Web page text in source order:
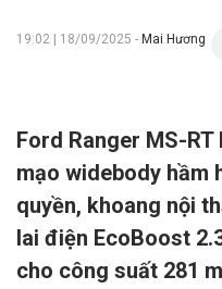
19:02 | 18/09/2025 - Mai Hương
Ford Ranger MS-
mạo widebody hầm
quyền, khoang nội
lai điện EcoBoost
cho công suất 281